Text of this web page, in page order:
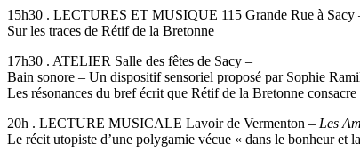
15h30 . LECTURES ET MUSIQUE 115 Grande Rue à Sacy
Sur les traces de Rétif de la Bretonne
17h30 . ATELIER Salle des fêtes de Sacy –
Bain sonore – Un dispositif sensoriel proposé par Sophie
Les résonances du bref écrit que Rétif de la Bretonne consacre
20h . LECTURE MUSICALE Lavoir de Vermenton – Les
Le récit utopiste d’une polygamie vécue « dans le bonheur et